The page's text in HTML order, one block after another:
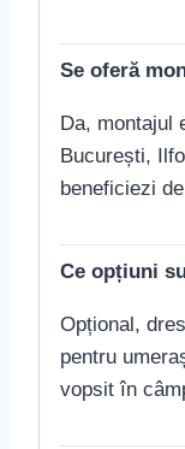
Se oferă
Da, montajul
București,
beneficiezi
Ce opțiuni
Opțional,
pentru
vopsit în